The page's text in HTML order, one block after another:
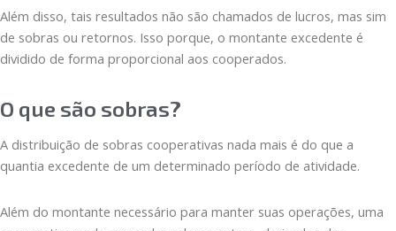
Além disso, tais resultados não são chamados de lucros, mas sim
de sobras ou retornos. Isso porque, o montante excedente é
dividido de forma proporcional aos cooperados.
O que são sobras?
A distribuição de sobras cooperativas nada mais é do que a
quantia excedente de um determinado período de atividade.
Além do montante necessário para manter suas operações, uma